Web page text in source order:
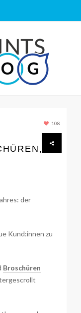
108
der
Kund:innen zu
Broschüren